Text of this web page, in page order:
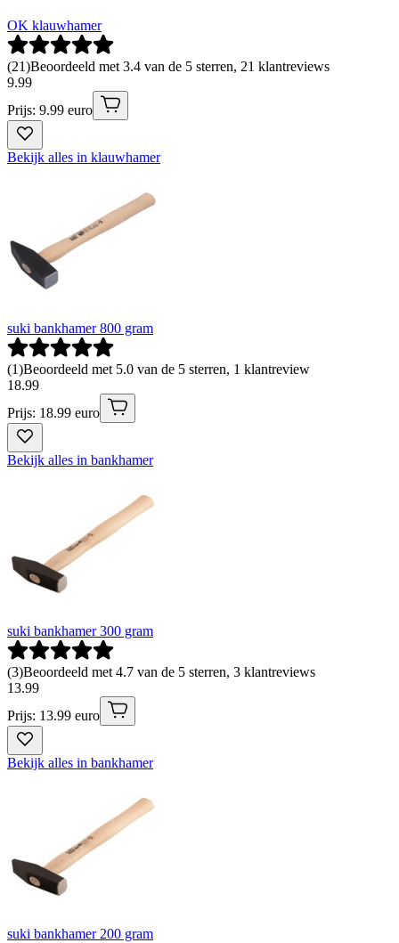
OK klauwhamer
(21)Beoordeeld met 3.4 van de 5 sterren, 21 klantreviews
9.99
Prijs: 9.99 euro
Bekijk alles in klauwhamer
suki bankhamer 800 gram
(1)Beoordeeld met 5.0 van de 5 sterren, 1 klantreview
18.99
Prijs: 18.99 euro
Bekijk alles in bankhamer
suki bankhamer 300 gram
(3)Beoordeeld met 4.7 van de 5 sterren, 3 klantreviews
13.99
Prijs: 13.99 euro
Bekijk alles in bankhamer
suki bankhamer 200 gram